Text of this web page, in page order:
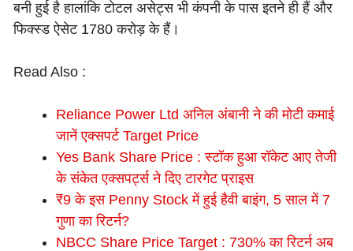
बनी हुई है हालांकि टोटल असेट्स भी कंपनी के पास इतने ही हैं और
फिक्स्ड ऐसेट 1780 करोड़ के हैं।
Read Also :
Reliance Power Ltd अनिल अंबानी ने की मोटी कमाई
जानें एक्सपर्ट Target Price
Yes Bank Share Price : स्टॉक हुआ रॉकेट आए तेजी
के संकेत एक्सपर्ट्स ने दिए टारगेट प्राइस
₹9 के इस Penny Stock में हुई हैवी बाइंग, 5 साल में 7
गुणा का रिटर्न?
NBCC Share Price Target : 730% का रिटर्न अब